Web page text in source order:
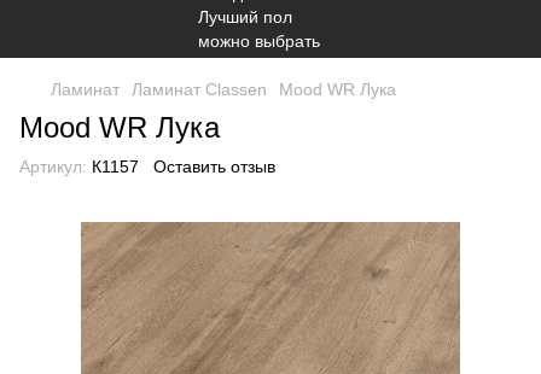
Ламинат Ламинат Classen Mood WR Лука
Mood WR Лука
Артикул: К1157 Оставить отзыв